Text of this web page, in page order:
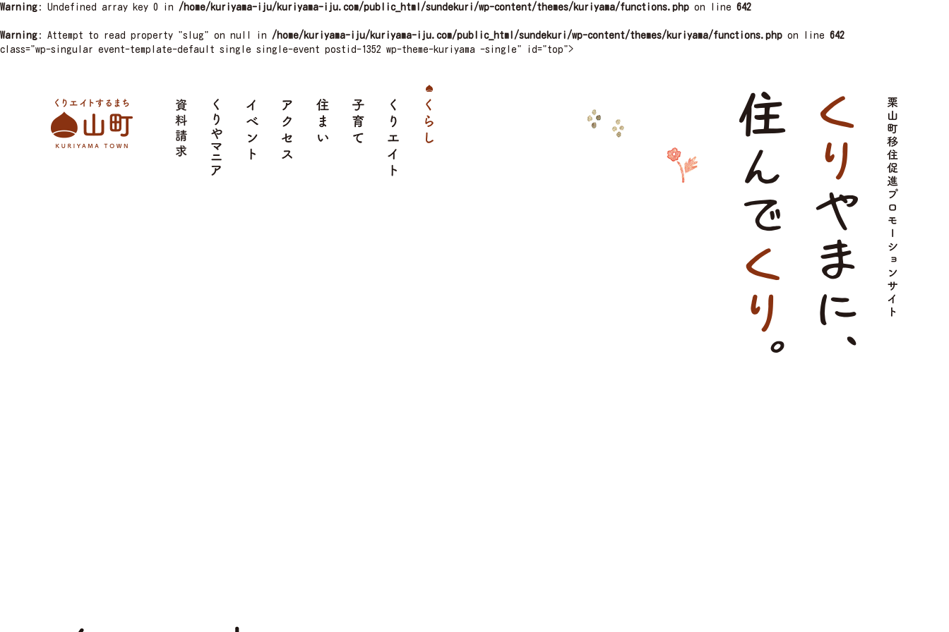
Warning : Undefined array key 0 in /home/kuriyama-iju/kuriyama-iju.com/public_html/sundekuri/wp-content/themes/kuriyama/functions.php on line 642
Warning : Attempt to read property "slug" on null in /home/kuriyama-iju/kuriyama-iju.com/public_html/sundekuri/wp-content/themes/kuriyama/functions.php on line 642
class="wp-singular event-template-default single single-event postid-1352 wp-theme-kuriyama -single" id="top">
栗山町 くりエイト
子育て
住まい
アクセス
イベント
くりやマニア
資料請求